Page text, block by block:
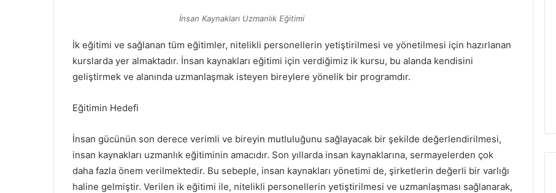
İnsan Kaynakları Uzmanlık Eğitimi
İk eğitimi ve sağlanan tüm eğitimler, nitelikli personellerin yetiştirilmesi ve yönetilmesi için hazırlanan
kurslarda yer almaktadır. İnsan kaynakları eğitimi için verdiğimiz ik kursu, bu alanda kendisini
geliştirmek ve alanında uzmanlaşmak isteyen bireylere yönelik bir programdır.
Eğitimin Hedefi
İnsan gücünün son derece verimli ve bireyin mutluluğunu sağlayacak bir şekilde değerlendirilmesi,
insan kaynakları uzmanlık eğitiminin amacıdır. Son yıllarda insan kaynaklarına, sermayelerden çok
daha fazla önem verilmektedir. Bu sebeple, insan kaynakları yönetimi de, şirketlerin değerli bir varlığı
haline gelmiştir. Verilen ik eğitimi ile, nitelikli personellerin yetiştirilmesi ve uzmanlaşması sağlanarak,